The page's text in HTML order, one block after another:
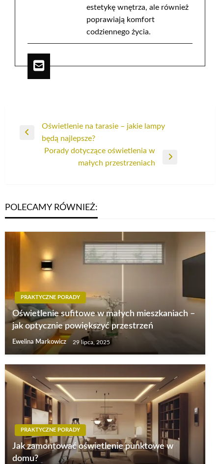
estetykę wnętrza, ale również
poprawiają komfort
codziennego życia.
Nawigacja
wpisu
Poprzedni
Oświetlenie na tarasie – jakie lampy
będą najlepsze?
Porady dotyczące oświetlenia w
małych przestrzeniach
POLECAMY RÓWNIEŻ:
PRAKTYCZNE PORADY
Oświetlenie sufitowe w małych mieszkaniach –
jak optycznie powiększyć przestrzeń
Ewelina Markowicz 29 lipca, 2025
PRAKTYCZNE PORADY
Jak zamontować oświetlenie punktowe w
domu?